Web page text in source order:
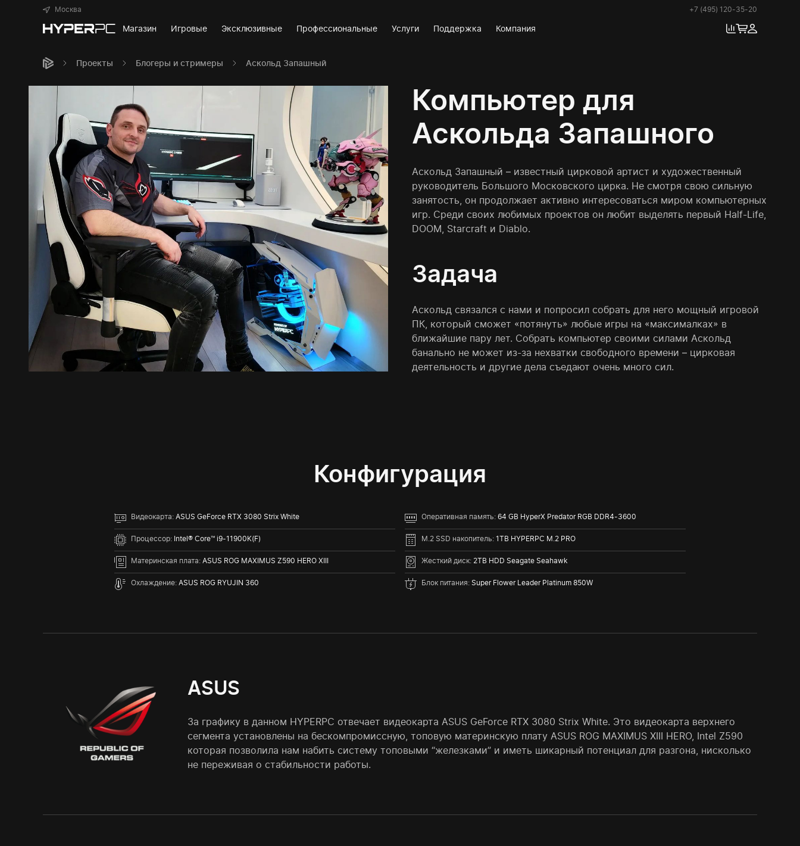
Москва +7 (495) 120-35-20
Магазин Игровые Эксклюзивные Профессиональные Услуги Поддержка Компания
Проекты Блогеры и стримеры Аскольд Запашный
Компьютер для
Аскольда Запашного
Аскольд Запашный – известный цирковой артист и художественный
руководитель Большого Московского цирка. Не смотря свою сильную
занятость, он продолжает активно интересоваться миром компьютерных
игр. Среди своих любимых проектов он любит выделять первый Half-Life,
DOOM, Starcraft и Diablo.
Задача
Аскольд связался с нами и попросил собрать для него мощный игровой
ПК, который сможет «потянуть» любые игры на «максималках» в
ближайшие пару лет. Собрать компьютер своими силами Аскольд
банально не может из-за нехватки свободного времени – цирковая
деятельность и другие дела съедают очень много сил.
Конфигурация
Видеокарта: ASUS GeForce RTX 3080 Strix White
Процессор: Intel® Core™ i9-11900K(F)
Материнская плата: ASUS ROG MAXIMUS Z590 HERO XIII
Охлаждение: ASUS ROG RYUJIN 360
Оперативная память: 64 GB HyperX Predator RGB DDR4-3600
M.2 SSD накопитель: 1TB HYPERPC M.2 PRO
Жесткий диск: 2TB HDD Seagate Seahawk
Блок питания: Super Flower Leader Platinum 850W
ASUS
За графику в данном HYPERPC отвечает видеокарта ASUS GeForce RTX 3080 Strix White. Это видеокарта верхнего
сегмента установлены на бескомпромиссную, топовую материнскую плату ASUS ROG MAXIMUS XIII HERO, Intel Z590
которая позволила нам набить систему топовыми “железками” и иметь шикарный потенциал для разгона, нисколько
не переживая о стабильности работы.